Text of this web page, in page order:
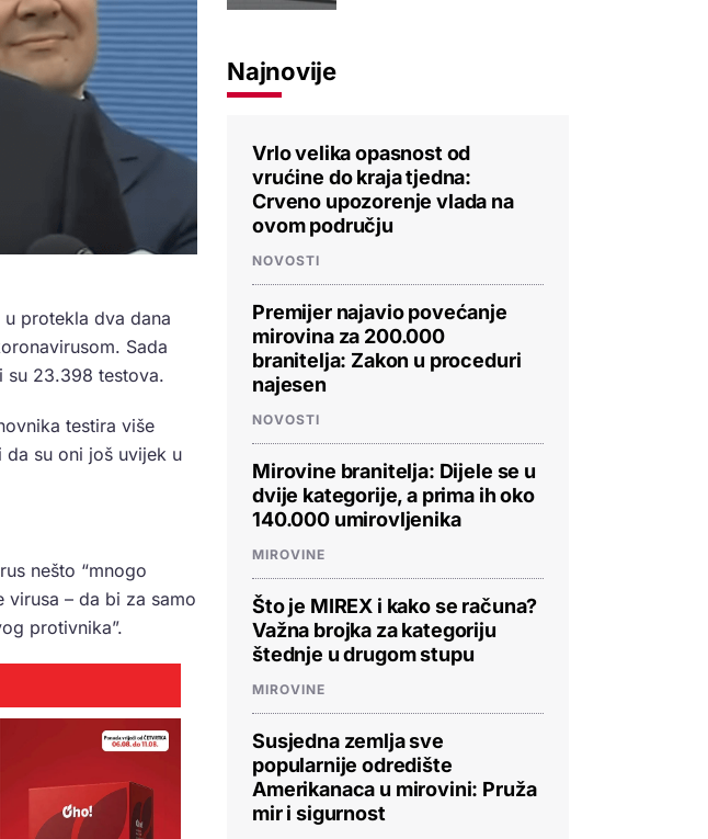
protekla dva dana
Sada
su 23.398 testova.
testira više
su oni još uvijek u
nešto “mnogo
virusa – da bi za samo
protivnika”.
Najnovije
Vrlo velika opasnost od
vrućine do kraja tjedna:
Crveno upozorenje vlada na
ovom području
NOVOSTI
Premijer najavio povećanje
mirovina za 200.000
branitelja: Zakon u proceduri
najesen
NOVOSTI
Mirovine branitelja: Dijele se u
dvije kategorije, a prima ih oko
140.000 umirovljenika
MIROVINE
Što je MIREX i kako se računa?
Važna brojka za kategoriju
štednje u drugom stupu
MIROVINE
Susjedna zemlja sve
popularnije odredište
Amerikanaca u mirovini: Pruža
mir i sigurnost